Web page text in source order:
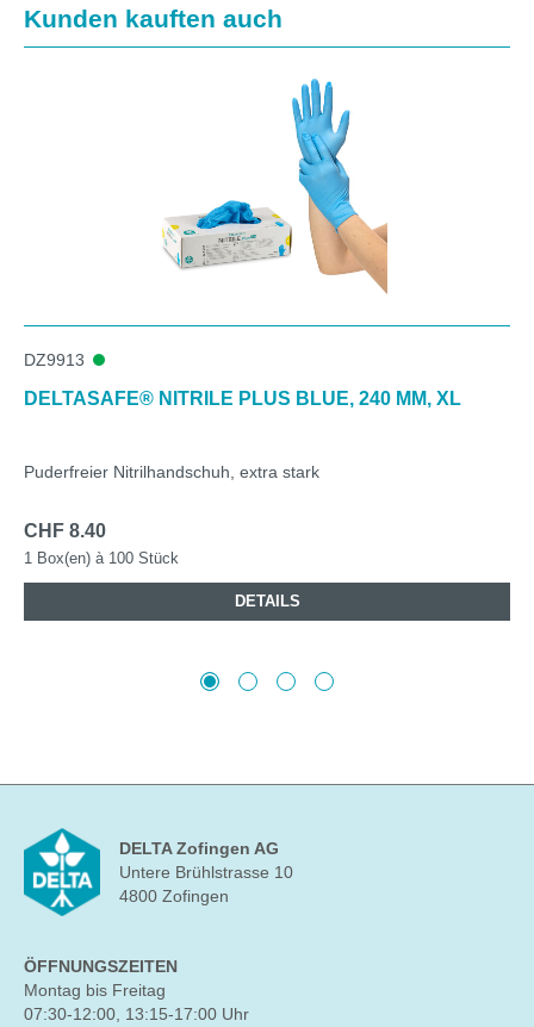
Produktgalerie überspringen
Kunden kauften auch
DZ9913
DELTASAFE® NITRILE PLUS BLUE, 240 MM, XL
Puderfreier Nitrilhandschuh, extra stark
CHF 8.40
1 Box(en) à 100 Stück
DETAILS
DELTA Zofingen AG
Untere Brühlstrasse 10
4800 Zofingen
ÖFFNUNGSZEITEN
Montag bis Freitag
07:30-12:00, 13:15-17:00 Uhr